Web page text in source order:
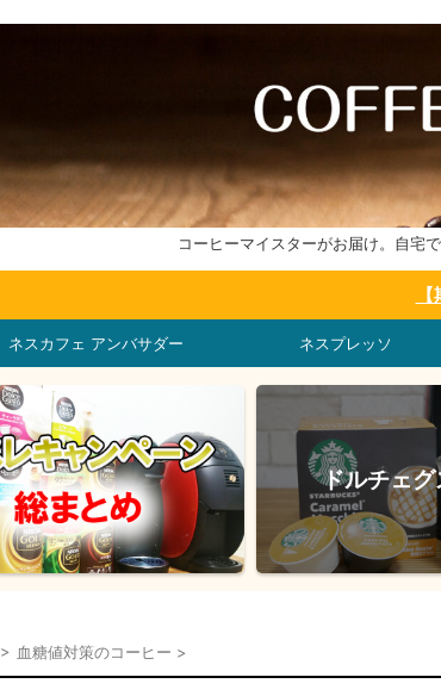
コーヒーマイスターがお届け。自宅
ネスカフェ アンバサダー ネスプレッソ
ドルチェ
> 血糖値対策のコーヒー >